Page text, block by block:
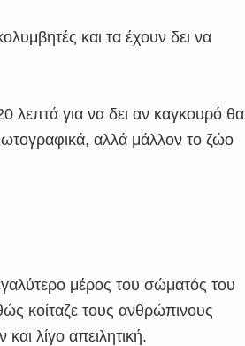
και τα έχουν δει να
λεπτά για να δει αν καγκουρό θα
αλλά μάλλον το ζώο
μέρος του σώματός του
κοίταζε τους ανθρώπινους
λίγο απειλητική.